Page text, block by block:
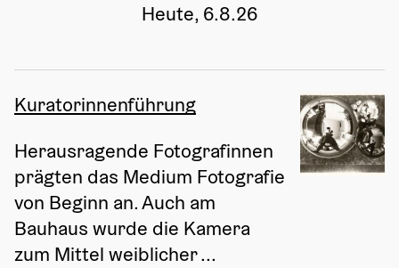
Heute, 6.8.26
Kuratorinnenführung
Herausragende Fotografinnen
prägten das Medium Fotografie
von Beginn an. Auch am
Bauhaus wurde die Kamera
zum Mittel weiblicher ...